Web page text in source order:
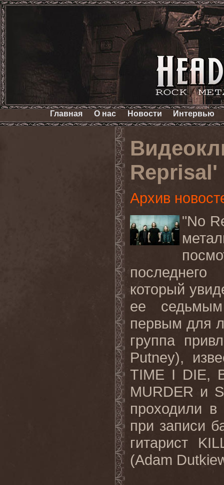
Главная О нас Новости Интервью
Reprisal'
Архив
"No
который
ее
первым для
группа
Putney),
TIME I DIE,
MURDER и
проходили
при записи
гитарист
(Adam